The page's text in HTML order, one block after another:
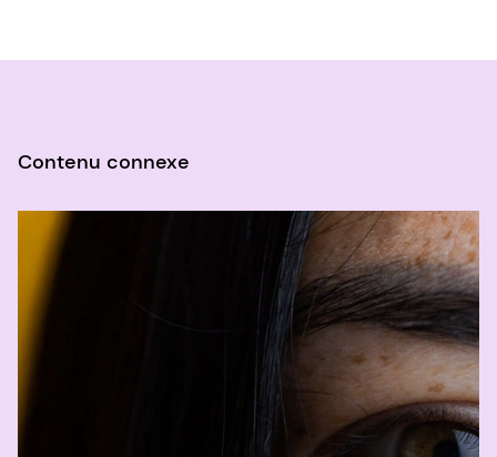
Chong, M. F., Nield, H., Chong, Y. S., Chan, S., &
grossesse et influence de la supplémentation
secondaire préspécifiée de l'essai contrôlé
randomisé en double aveugle NiPPeR. PLOS
Medicine, 20(12), e1004260.
2 dsm-firmenich. Rapport sur la santé
maternelle, les attitudes et les
3 D'souza, Naomi, et al. La supplémentation
Contenu connexe